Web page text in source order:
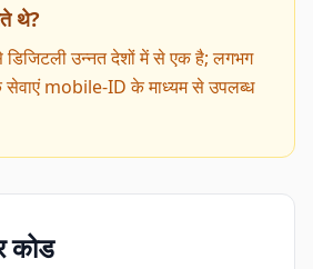
थे?
डिजिटली उन्नत देशों में से एक है; लगभग
सेवाएं mobile-ID के माध्यम से उपलब्ध
कोड